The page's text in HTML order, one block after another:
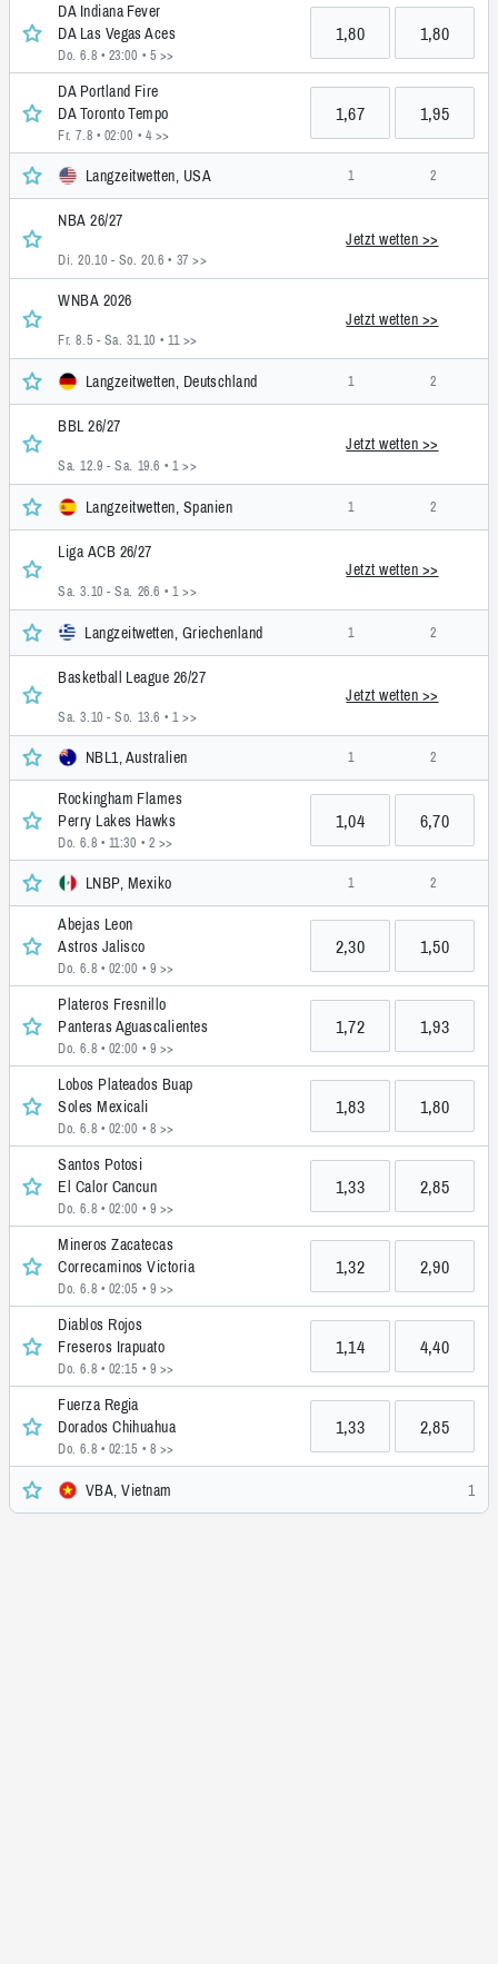
DA Indiana Fever
DA Las Vegas Aces
Do. 6.8 • 23:00 • 5 >>
1,80 1,80
DA Portland Fire
DA Toronto Tempo
Fr. 7.8 • 02:00 • 4 >>
1,67 1,95
Langzeitwetten, USA 1 2
NBA 26/27
Di. 20.10 - So. 20.6 • 37 >>
Jetzt wetten >>
WNBA 2026
Fr. 8.5 - Sa. 31.10 • 11 >>
Jetzt wetten >>
Langzeitwetten, Deutschland 1 2
BBL 26/27
Sa. 12.9 - Sa. 19.6 • 1 >>
Jetzt wetten >>
Langzeitwetten, Spanien 1 2
Liga ACB 26/27
Sa. 3.10 - Sa. 26.6 • 1 >>
Jetzt wetten >>
Langzeitwetten, Griechenland 1 2
Basketball League 26/27
Sa. 3.10 - So. 13.6 • 1 >>
Jetzt wetten >>
NBL1, Australien 1 2
Rockingham Flames
Perry Lakes Hawks
Do. 6.8 • 11:30 • 2 >>
1,04 6,70
LNBP, Mexiko 1 2
Abejas Leon
Astros Jalisco
Do. 6.8 • 02:00 • 9 >>
2,30 1,50
Plateros Fresnillo
Panteras Aguascalientes
Do. 6.8 • 02:00 • 9 >>
1,72 1,93
Lobos Plateados Buap
Soles Mexicali
Do. 6.8 • 02:00 • 8 >>
1,83 1,80
Santos Potosi
El Calor Cancun
Do. 6.8 • 02:00 • 9 >>
1,33 2,85
Mineros Zacatecas
Correcaminos Victoria
Do. 6.8 • 02:05 • 9 >>
1,32 2,90
Diablos Rojos
Freseros Irapuato
Do. 6.8 • 02:15 • 9 >>
1,14 4,40
Fuerza Regia
Dorados Chihuahua
Do. 6.8 • 02:15 • 8 >>
1,33 2,85
VBA, Vietnam 1